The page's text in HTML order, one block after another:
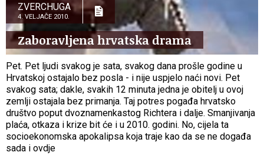
ZVERCHUGA
4. VELJAČE 2010.
Zaboravljena hrvatska drama
Pet. Pet ljudi svakog je sata, svakog dana prošle godine u
Hrvatskoj ostajalo bez posla - i nije uspjelo naći novi. Pet
svakog sata; dakle, svakih 12 minuta jedna je obitelj u ovoj
zemlji ostajala bez primanja. Taj potres pogađa hrvatsko
društvo poput dvoznamenkastog Richtera i dalje. Smanjivanja
plaća, otkaza i krize bit će i u 2010. godini. No, cijela ta
socioekonomska apokalipsa koja traje kao da se ne događa
sada i ovdje